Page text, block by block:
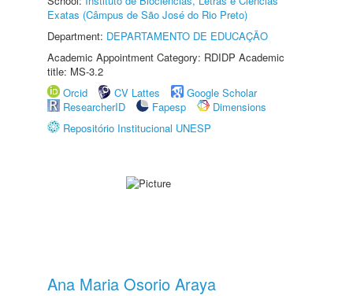
Exatas (Câmpus de São José do Rio Preto)
Department: DEPARTAMENTO DE EDUCAÇÃO
Academic Appointment Category: RDIDP Academic
title: MS-3.2
Orcid
CV Lattes
Google Scholar
ResearcherID
Fapesp
Dimensions
Repositório Institucional UNESP
Ana Maria Osorio Araya